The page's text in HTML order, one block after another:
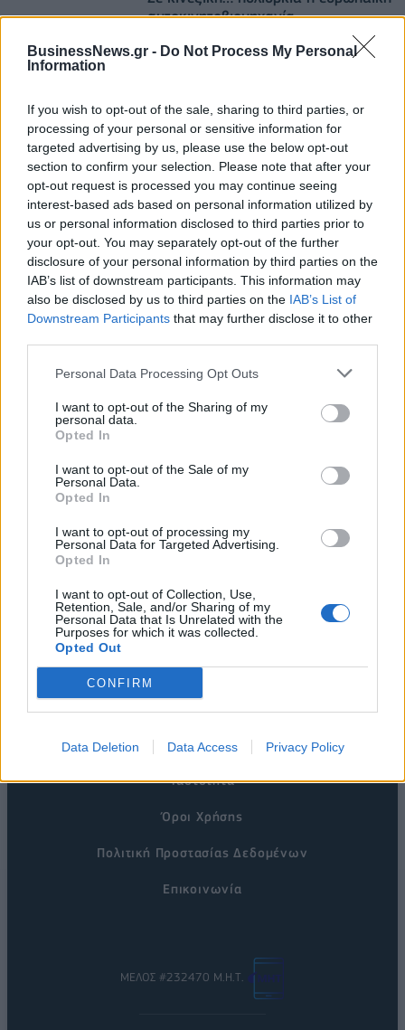
BusinessNews.gr - Do Not Process My Personal
Information
If you wish to opt-out of the sale, sharing to third parties, or
processing of your personal or sensitive information for
targeted advertising by us, please use the below opt-out
section to confirm your selection. Please note that after your
opt-out request is processed you may continue seeing
interest-based ads based on personal information utilized by
us or personal information disclosed to third parties prior to
your opt-out. You may separately opt-out of the further
disclosure of your personal information by third parties on the
IAB’s list of downstream participants. This information may
also be disclosed by us to third parties on the IAB’s List of
Downstream Participants that may further disclose it to other
Personal Data Processing Opt Outs
I want to opt-out of the Sharing of my
personal data.
Opted In
I want to opt-out of the Sale of my
Personal Data.
Opted In
I want to opt-out of processing my
Personal Data for Targeted Advertising.
Opted In
I want to opt-out of Collection, Use,
Retention, Sale, and/or Sharing of my
Personal Data that Is Unrelated with the
Purposes for which it was collected.
Opted Out
CONFIRM
Data Deletion Data Access Privacy Policy
αυτοκινητοβιομηχανία
Alpha Bank: Για πρώτη φορά το
Αρχαίο Θέατρο Επιδαύρου άνοιξε τις
πύλες του σε όλους
05/08/2026 - 10:12
esteticamagazine.gr
“Kokoon Loutraki Coast”
28/07/2026 - 12:07
esteticamagazine.gr
Η Εταιρεία
Ταυτότητα
Όροι Χρήσης
Πολιτική Προστασίας Δεδομένων
Επικοινωνία
ΜΕΛΟΣ #232470 Μ.Η.Τ.